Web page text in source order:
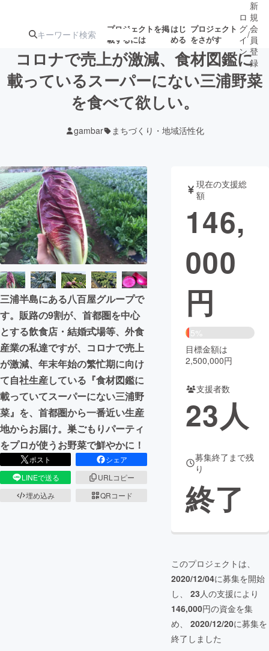
プロジェクトを掲
載するには
はじ
める
プロジェクト
をさがす
注目のリ 注目の新着プロ募集終了が近いプ
テクノロジー・ガジェット
映像・映画 書籍・雑誌
ビジネス・起業 チャレンジ
まちづくり・地域活性化
CAMPFIRE for Social Good
CAMPFIRE Creation
CAMPFIREふるさと納税 machi-ya コミュニティ
ロ
グ
イ
ン
/
新
規
会
員
登
録
コロナで売上が激減、食材図鑑に
載っているスーパーにない三浦野菜
を食べて欲しい。
gambar まちづくり・地域活性化
三浦半島にある八百屋グループで
す。販路の9割が、首都圏を中心
とする飲食店・結婚式場等、外食
産業の私達ですが、コロナで売上
が激減、年末年始の繁忙期に向け
て自社生産している『食材図鑑に
載っていてスーパーにない三浦野
菜』を、首都圏から一番近い生産
地からお届け。巣ごもりパーティ
をプロが使うお野菜で鮮やかに！
ポスト
シェア
LINEで送る
URLコピー
埋め込み
QRコード
現在の支援総
額
146,
000
円
5%
目標金額は
2,500,000円
支援者数
23人
募集終了まで残
り
終了
このプロジェクトは、
2020/12/04に募集を開始
し、 23人の支援により
146,000円の資金を集
め、 2020/12/20に募集を
終了しました